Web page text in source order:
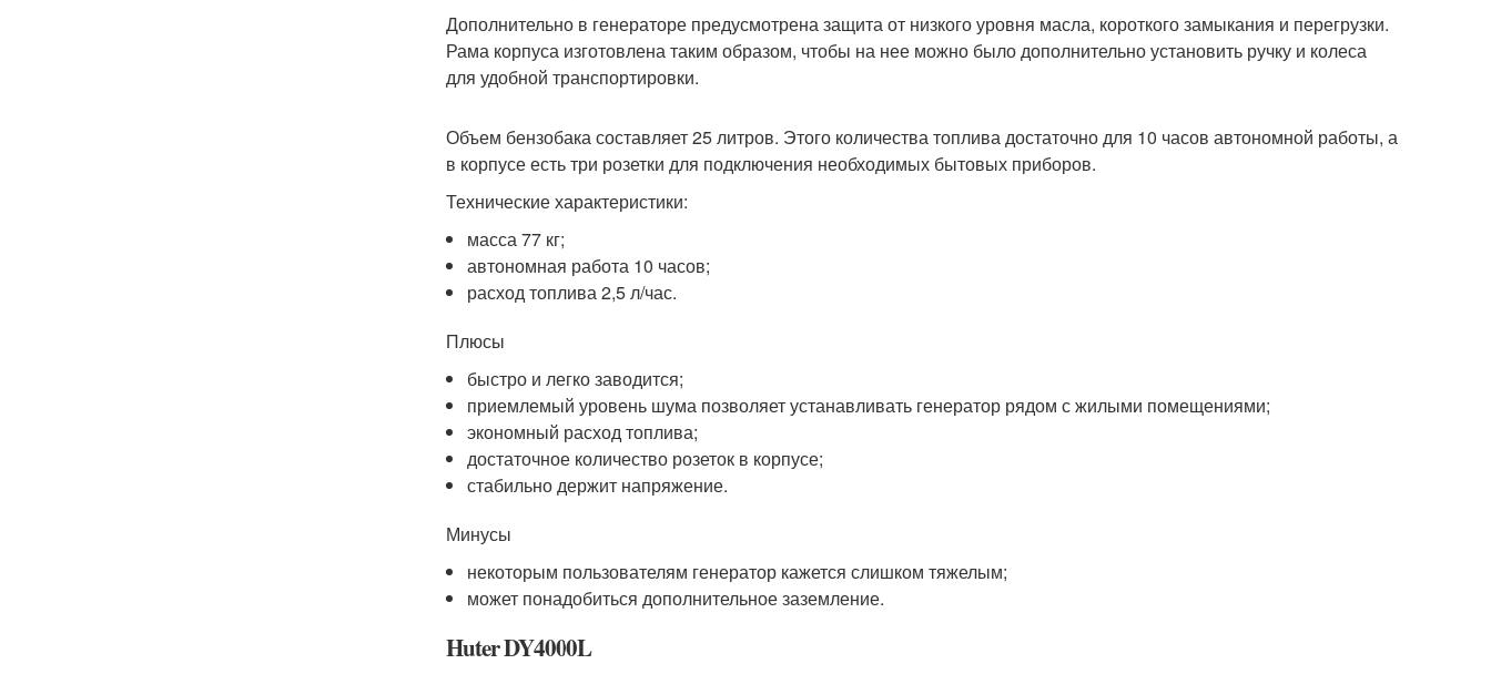
Дополнительно в генераторе предусмотрена защита от низкого уровня масла, короткого замыкания и перегрузки.
Рама корпуса изготовлена таким образом, чтобы на нее можно было дополнительно установить ручку и колеса
для удобной транспортировки.
Объем бензобака составляет 25 литров. Этого количества топлива достаточно для 10 часов автономной работы, а
в корпусе есть три розетки для подключения необходимых бытовых приборов.
Технические характеристики:
масса 77 кг;
автономная работа 10 часов;
расход топлива 2,5 л/час.
Плюсы
быстро и легко заводится;
приемлемый уровень шума позволяет устанавливать генератор рядом с жилыми помещениями;
экономный расход топлива;
достаточное количество розеток в корпусе;
стабильно держит напряжение.
Минусы
некоторым пользователям генератор кажется слишком тяжелым;
может понадобиться дополнительное заземление.
Huter DY4000L